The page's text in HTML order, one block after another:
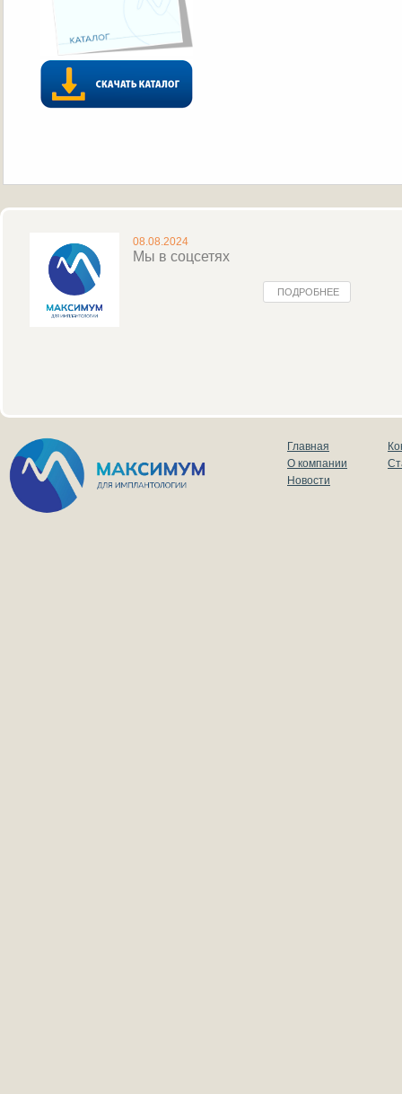
08.08.2024
Мы в соцсетях
ПОДРОБНЕЕ
Главная
О компании
Новости